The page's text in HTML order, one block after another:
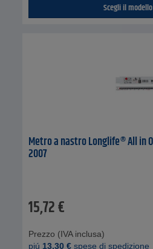
Scegli il
Metro a nastro Longlife® All in
2007
15,72€
Prezzo (IVA inclusa)
piú 13,30 € spese di spedizione